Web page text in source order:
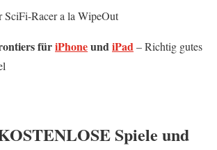
SciFi-Racer a la WipeOut
füriPhoneundiPad– Richtig gutes
Spiele und